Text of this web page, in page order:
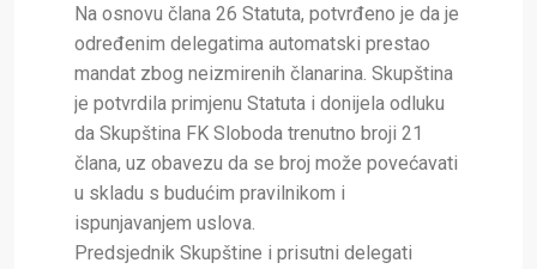
Na osnovu člana 26 Statuta, potvrđeno je da je
određenim delegatima automatski prestao
mandat zbog neizmirenih članarina. Skupština
je potvrdila primjenu Statuta i donijela odluku
da Skupština FK Sloboda trenutno broji 21
člana, uz obavezu da se broj može povećavati
u skladu s budućim pravilnikom i
ispunjavanjem uslova.
Predsjednik Skupštine i prisutni delegati